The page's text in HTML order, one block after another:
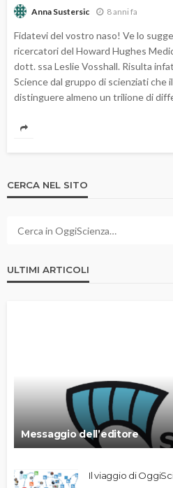
Anna Sustersic 8 anni fa
Fidatevi del vostro naso! Ve lo
ricercatori del Howard Hughes
dott. ssa Leslie Vosshall. Risulta
Science dal gruppo di scienziati che
distinguere almeno un trilione di
CERCA NEL SITO
ULTIMI ARTICOLI
Messaggio dell’editore
Il viaggio di